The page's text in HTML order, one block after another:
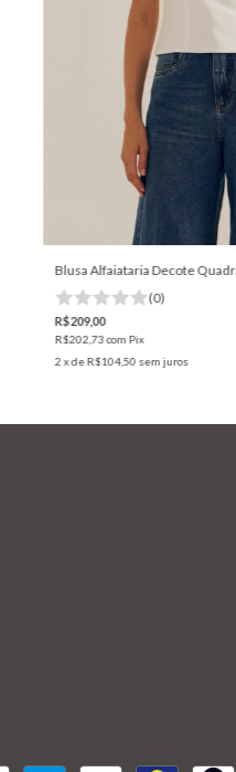
Blusa Alfaiataria Decote
(0)
R$209,00
R$202,73com Pix
2 x deR$104,50 sem juros